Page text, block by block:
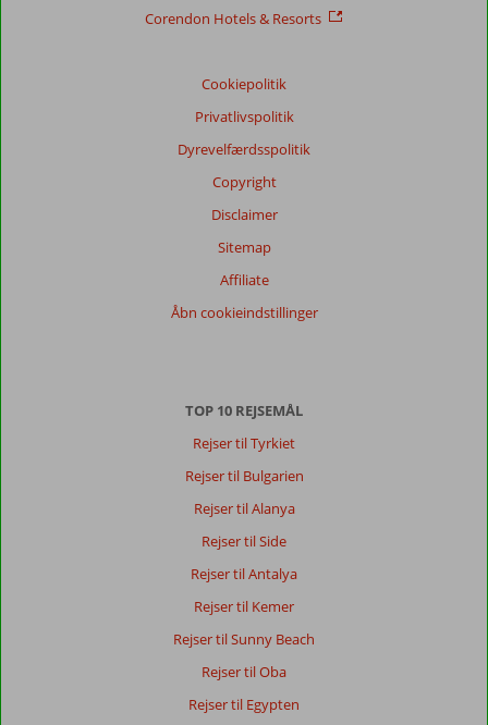
Corendon Hotels & Resorts
Cookiepolitik
Privatlivspolitik
Dyrevelfærdsspolitik
Copyright
Disclaimer
Sitemap
Affiliate
Åbn cookieindstillinger
TOP 10 REJSEMÅL
Rejser til Tyrkiet
Rejser til Bulgarien
Rejser til Alanya
Rejser til Side
Rejser til Antalya
Rejser til Kemer
Rejser til Sunny Beach
Rejser til Oba
Rejser til Egypten